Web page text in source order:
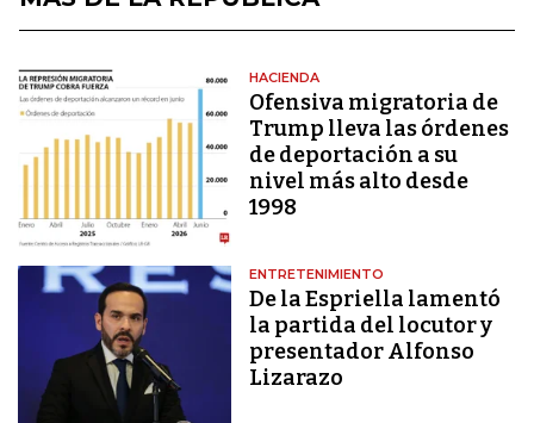
HACIENDA
Ofensiva migratoria de
Trump lleva las órdenes
de deportación a su
nivel más alto desde
1998
ENTRETENIMIENTO
De la Espriella lamentó
la partida del locutor y
presentador Alfonso
Lizarazo